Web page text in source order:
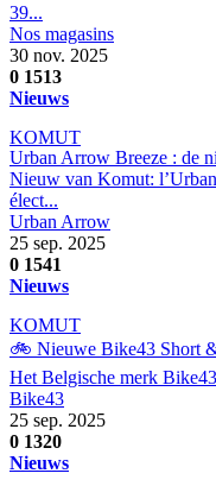
39...
Nos magasins
30 nov. 2025
0 1513
Nieuws
KOMUT
Urban Arrow Breeze : de
Nieuw van Komut:
élect...
Urban Arrow
25 sep. 2025
0 1541
Nieuws
KOMUT
🚲 Nieuwe Bike43 Short
Het Belgische merk
Bike43
25 sep. 2025
0 1320
Nieuws